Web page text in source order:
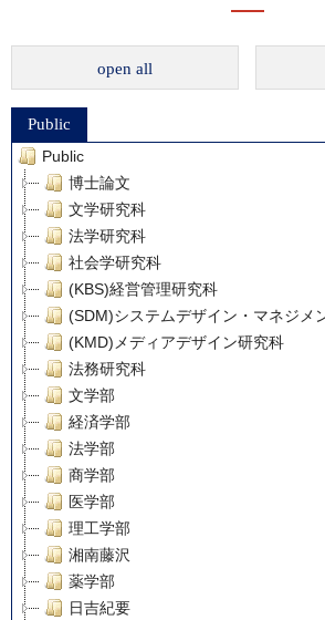
open all
Public
Public
博士論文
文学研究科
法学研究科
社会学研究科
(KBS)経営管理研究科
(SDM)システムデザイン・マネジメ
(KMD)メディアデザイン研究科
法務研究科
文学部
経済学部
法学部
商学部
医学部
理工学部
湘南藤沢
薬学部
日吉紀要